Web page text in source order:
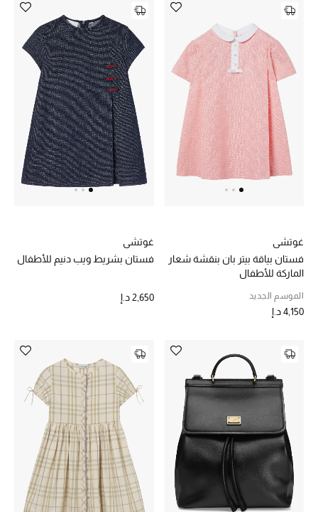
الحمام
أجهزة المطبخ والمنزل
الشموع والعطور المنزلية
مستلزمات المنزل
تسوقوا للمنزل
عرض كل التنزيلات
أبرز المصممين
مجوهرات فاخرة للنساء
مجوهرات عصرية للنساء
إكسسوارات للرجال
مجوهرات فاخرة للأطفال
ساعات
غوتشي
فستان بياقة بيتر بان بنقشة شعار
الماركة للأطفال
الموسم الجديد
4,150 د.إ
غوتشي
فستان بشريط ويب دنيم للأطفال
2,650 د.إ